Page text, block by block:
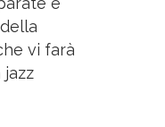
vi farà
jazz